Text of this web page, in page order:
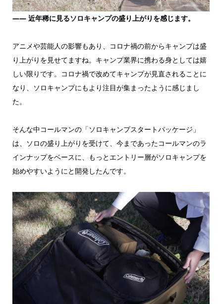
―― 近年稀に見るソロキャンプの盛り上がりを感じます。
アニメや芸能人の影響もあり、コロナ禍の前からキャンプは盛
り上がりを見せてますね。キャンプ業界に携わる身としては嬉
しい限りです。コロナ禍で改めてキャンプが見直されることに
なり、ソロキャンプにもより注目が集まったように感じまし
た。
そんな中コールマンの「ソロキャンプスタートパッケージ」
は、ソロの盛り上がりを受けて、今まであったコールマンのラ
インナップをベースに、もっとエントリー層がソロキャンプを
始めやすいようにと開発したんです。